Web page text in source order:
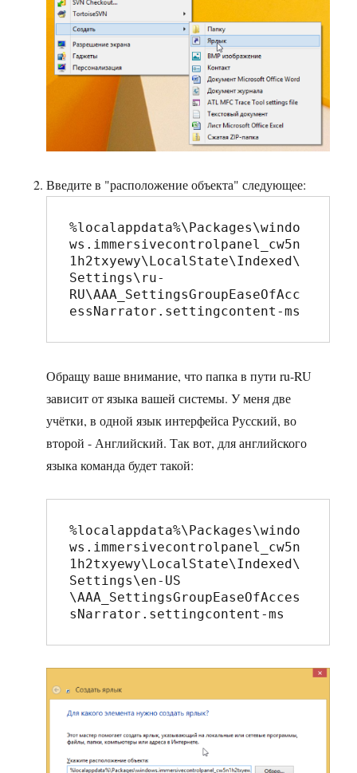
Введите в "расположение объекта" следующее:
%localappdata%\Packages\windo
ws.immersivecontrolpanel_cw5n
1h2txyewy\LocalState\Indexed\
Settings\ru-
RU\AAA_SettingsGroupEaseOfAcc
essNarrator.settingcontent-ms
Обращу ваше внимание, что папка в пути ru-RU
зависит от языка вашей системы. У меня две
учётки, в одной язык интерфейса Русский, во
второй - Английский. Так вот, для английского
языка команда будет такой:
%localappdata%\Packages\windo
ws.immersivecontrolpanel_cw5n
1h2txyewy\LocalState\Indexed\
Settings\en-US
\AAA_SettingsGroupEaseOfAcces
sNarrator.settingcontent-ms